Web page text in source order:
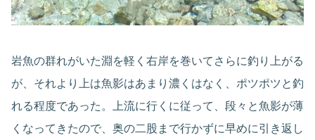
岩魚の群れがいた淵を軽く右岸を巻いてさらに釣り上がる
が、それより上は魚影はあまり濃くはなく、ポツポツと釣
れる程度であった。上流に行くに従って、段々と魚影が薄
くなってきたので、奥の二股まで行かずに早めに引き返し